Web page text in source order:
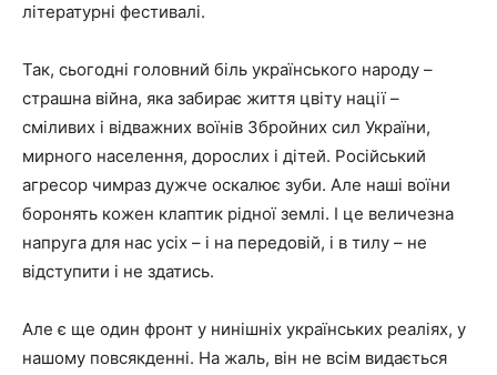
літературні фестивалі.
Так, сьогодні головний біль українського народу –
страшна війна, яка забирає життя цвіту нації –
сміливих і відважних воїнів Збройних сил України,
мирного населення, дорослих і дітей. Російський
агресор чимраз дужче оскалює зуби. Але наші воїни
боронять кожен клаптик рідної землі. І це величезна
напруга для нас усіх – і на передовій, і в тилу – не
відступити і не здатись.
Але є ще один фронт у нинішніх українських реаліях, у
нашому повсякденні. На жаль, він не всім видається